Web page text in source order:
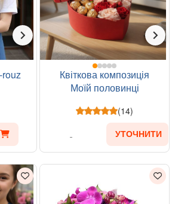
rouz
Квіткова композиція
Моїй половинці
(14)
УТОЧНИТИ